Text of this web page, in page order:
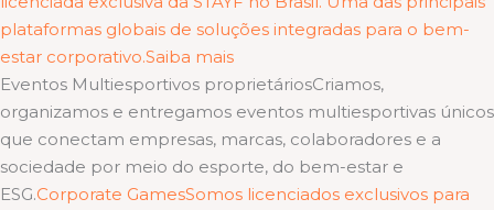
plataformas globais de soluções integradas para o bem-
estar corporativo.Saiba mais
Eventos Multiesportivos proprietáriosCriamos,
organizamos e entregamos eventos multiesportivas únicos
que conectam empresas, marcas, colaboradores e a
sociedade por meio do esporte, do bem-estar e
ESG.Corporate GamesSomos licenciados exclusivos para